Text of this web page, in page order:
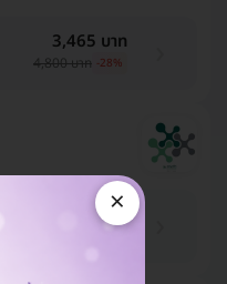
3,465 บาท
4,800 บาท -28%
3,465 บาท
×